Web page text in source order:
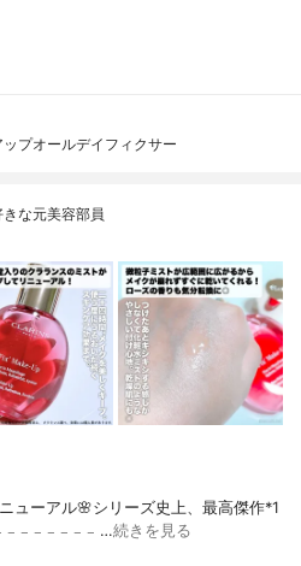
プオールデイフィクサー
な元美容部員
ューアル🌸シリーズ史上、最高傑作*1
𓐄 𓐄 𓐄 𓐄 𓐄 𓐄 𓐄 …続きを見る